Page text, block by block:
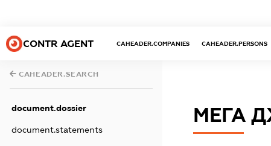
CONTR AGENT CAHEADER.COMPANIES CAHEADER.PERSONS
CAHEADER.SEARCH
document.dossier
document.statements
МЕГА